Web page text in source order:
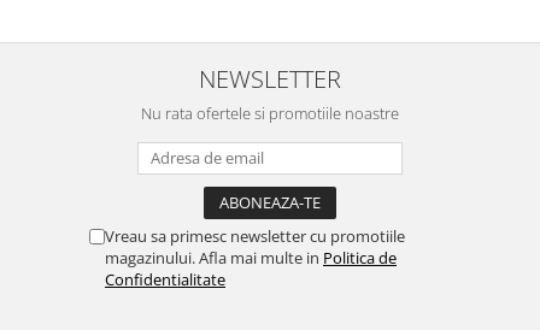
NEWSLETTER
Nu rata ofertele si promotiile noastre
Vreau sa primesc newsletter cu promotiile
magazinului. Afla mai multe in Politica de
Confidentialitate